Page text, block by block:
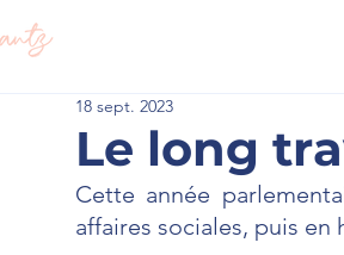
Le long
18 sept. 2023
Cette année
affaires sociales, puis